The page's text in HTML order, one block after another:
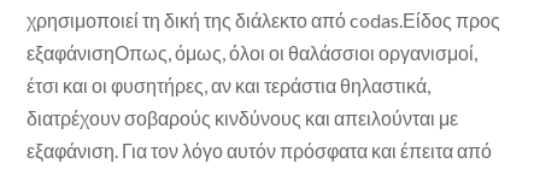
χρησιμοποιεί τη δική της διάλεκτο από codas.Είδος προς
εξαφάνισηΟπως, όμως, όλοι οι θαλάσσιοι οργανισμοί,
έτσι και οι φυσητήρες, αν και τεράστια θηλαστικά,
διατρέχουν σοβαρούς κινδύνους και απειλούνται με
εξαφάνιση. Για τον λόγο αυτόν πρόσφατα και έπειτα από